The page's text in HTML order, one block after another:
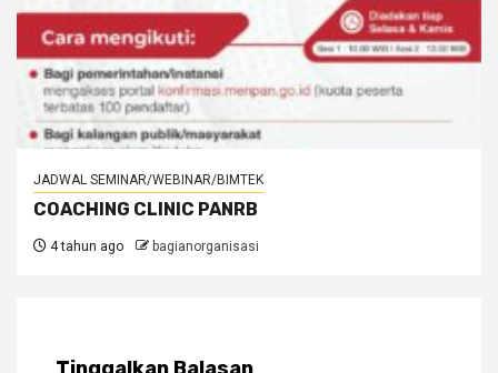
JADWAL SEMINAR/WEBINAR/BIMTEK
COACHING CLINIC PANRB
4 tahun ago bagianorganisasi